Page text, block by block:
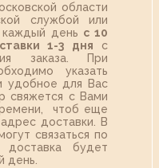
области
службой или
каждый день с 10
1-3 дня с
заказа. При
указать
удобное для Вас
свяжется с Вами
чтоб еще
доставки. В
связаться по
доставка будет
день.